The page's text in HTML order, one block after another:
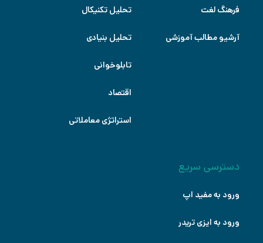
فرهنگ لغت
آرشیو مطالب آموزشی
تحلیل تکنیکال
تحلیل بنیادی
تابلوخوانی
اقتصاد
استراتژی معاملاتی
دسترسی سریع
ورود به مفید اپ
ورود به ایزی تریدر